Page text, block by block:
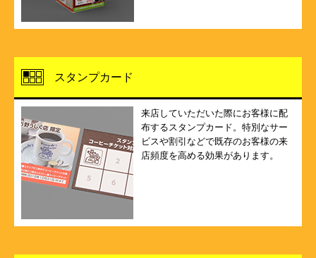
スタンプカード
来店していただいた際にお客様に配
布するスタンプカード。特別なサー
ビスや割引などで既存のお客様の来
店頻度を高める効果があります。